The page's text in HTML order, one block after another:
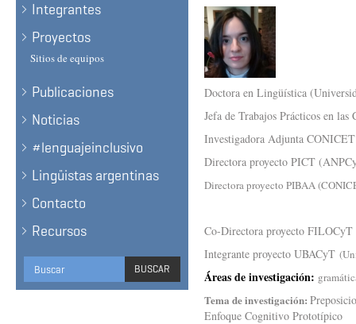
Integrantes
Proyectos
Sitios de equipos
Publicaciones
Noticias
#lenguajeinclusivo
Lingüistas argentinas
Contacto
Recursos
Formulario
de
BUSCAR
BUSCAR
Doctora en Lingüística
Jefa de Trabajos Prácticos en
Investigadora Adjunta
Directora proyecto PICT
Directora proyecto PIBAA
Co-Directora proyecto FILOCyT
Integrante proyecto UBACyT
Áreas de investigación:
Tema de investigación:
Enfoque Cognitivo Prototípico